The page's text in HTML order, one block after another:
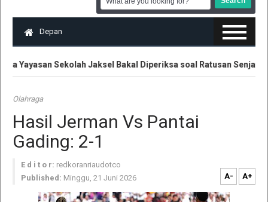
Depan
Yayasan Sekolah Jaksel Bakal Diperiksa soal Ratusan Senjata
Olahraga
Hasil Jerman Vs Pantai
Gading: 2-1
E d i t o r: redkoranriaudotco
Published: Minggu, 21 Juni 2026 A- A+